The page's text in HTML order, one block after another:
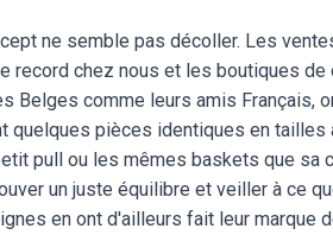
ne semble pas décoller. Les
record chez nous et les boutiques de
Belges comme leurs amis Français,
quelques pièces identiques en tailles
pull ou les mêmes baskets que sa
un juste équilibre et veiller à ce
en ont d'ailleurs fait leur marque